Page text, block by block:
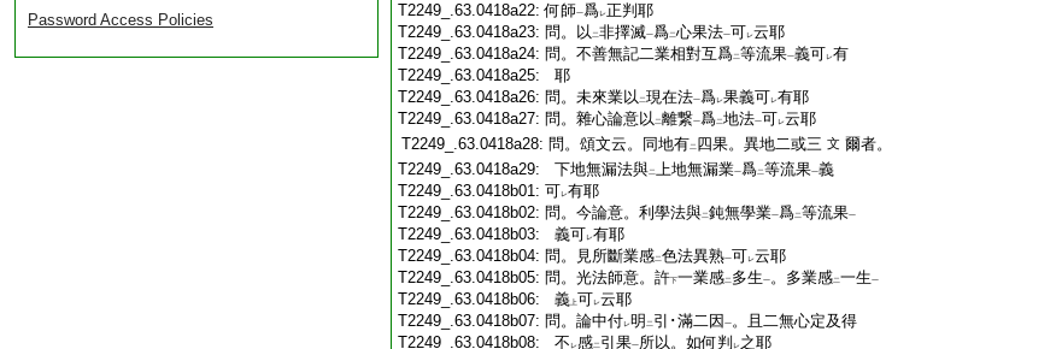
Password Access Policies
T2249_.63.0418a22:何師一爲レ正判耶
T2249_.63.0418a23: 問。以 二非擇滅一爲二心果法一可レ云耶
T2249_.63.0418a24: 問。不善無記二業相對互爲二等流果一義可レ有
T2249_.63.0418a25:
耶
T2249_.63.0418a26: 問。未來業以 二現在法一爲レ果義可レ有耶
T2249_.63.0418a27: 問。雜心論意以 二離繋一爲二地法一可レ云耶
T2249_.63.0418a28: 問。頌文云。同地有二 四果。異地二或三 文 爾者。
T2249_.63.0418a29:
下地無漏法與二上地無漏業一爲二等流果一義
T2249_.63.0418b01: 可レ有耶
T2249_.63.0418b02: 問。今論意。利學法與二鈍無學業一爲二等流果一
T2249_.63.0418b03: 義可レ有耶
T2249_.63.0418b04: 問。見所斷業感二色法異熟一可レ云耶
T2249_.63.0418b05: 問。光法師意。許下一業感二 多生一。多業感二一生一
T2249_.63.0418b06: 義 上可レ云耶
T2249_.63.0418b07: 問。論中付レ明 二 引･滿二因 一。且二無心定及得
T2249_.63.0418b08:
不 レ感二 引果一所以。如何判 レ之耶